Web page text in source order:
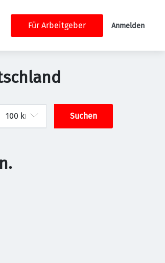
Für Arbeitgeber Anmelden
Suchen